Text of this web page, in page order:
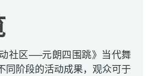
社区──元朗四围跳》当代舞
同阶段的活动成果，观众可于